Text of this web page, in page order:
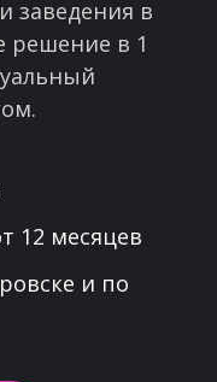
заведения в
решение в 1
12 месяцев
и по